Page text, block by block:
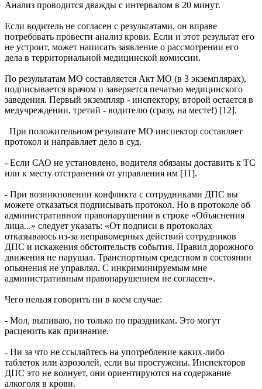
Анализ проводится дважды с интервалом в 20 минут.
Если водитель не согласен с результатами, он вправе
потребовать провести анализ крови. Если и этот результат его
не устроит, может написать заявление о рассмотрении его
дела в территориальной медицинской комиссии.
По результатам МО составляется Акт МО (в 3 экземплярах),
подписывается врачом и заверяется печатью медицинского
заведения. Первый экземпляр - инспектору, второй остается в
медучреждении, третий - водителю (сразу, на месте!) [12].
При положительном результате МО инспектор составляет
протокол и направляет дело в суд.
- Если САО не установлено, водителя обязаны доставить к ТС
или к месту отстранения от управления им [11].
- При возникновении конфликта с сотрудниками ДПС вы
можете отказаться подписывать протокол. Но в протоколе об
административном правонарушении в строке «Объяснения
лица...» следует указать: «От подписи в протоколах
отказываюсь из-за неправомерных действий сотрудников
ДПС и искажения обстоятельств события. Правил дорожного
движения не нарушал. Транспортным средством в состоянии
опьянения не управлял. С инкриминируемым мне
административным правонарушением не согласен».
Чего нельзя говорить ни в коем случае:
- Мол, выпиваю, но только по праздникам. Это могут
расценить как признание.
- Ни за что не ссылайтесь на употребление каких-либо
таблеток или аэрозолей, если вы простужены. Инспекторов
ДПС это не волнует, они ориентируются на содержание
алкоголя в крови.